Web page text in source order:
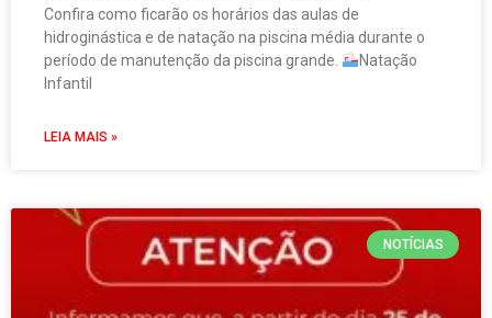
Confira como ficarão os horários das aulas de
hidroginástica e de natação na piscina média durante o
período de manutenção da piscina grande.
Natação
Infantil
LEIA MAIS »
NOTÍCIAS